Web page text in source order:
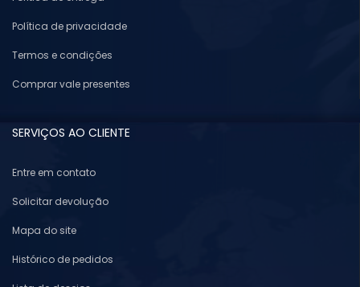
Política de privacidade
Termos e condições
Comprar vale presentes
SERVIÇOS AO CLIENTE
Entre em contato
Solicitar devolução
Mapa do site
Histórico de pedidos